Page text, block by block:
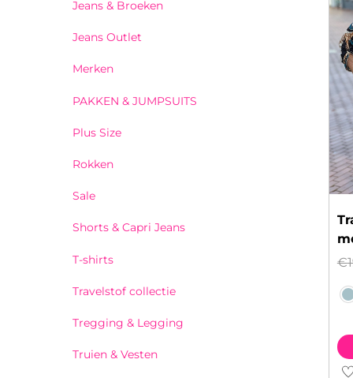
€
Jeans & Broeken
Jeans Outlet
Merken
PAKKEN & JUMPSUITS
Plus Size
Rokken
Sale
Shorts & Capri Jeans
T-shirts
Travelstof collectie
Tregging & Legging
Truien & Vesten